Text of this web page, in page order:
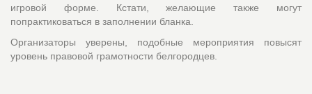
игровой форме. Кстати, желающие также могут
попрактиковаться в заполнении бланка.
Организаторы уверены, подобные мероприятия повысят
уровень правовой грамотности белгородцев.